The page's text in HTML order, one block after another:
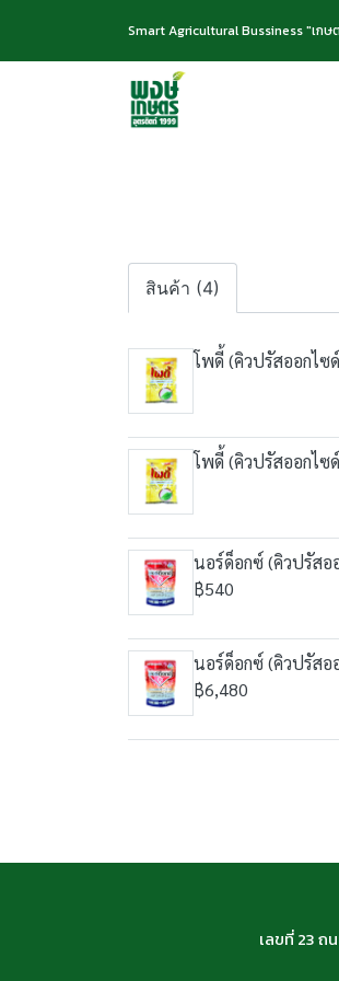
Smart Agricultural Bussiness "เก
สินค้า (4)
โพดี้ (คิวปรัสออกไซ
โพดี้ (คิวปรัสออกไซ
นอร์ด็อกซ์ (คิวปรัสอ
฿540
นอร์ด็อกซ์ (คิวปรัสอ
฿6,480
เลขที่ 23